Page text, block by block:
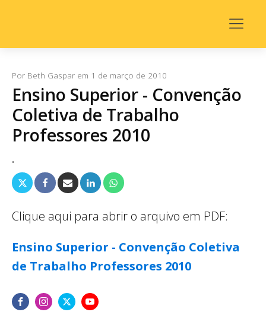
Por Beth Gaspar em 1 de março de 2010
Ensino Superior - Convenção
Coletiva de Trabalho
Professores 2010
.
Clique aqui para abrir o arquivo em PDF:
Ensino Superior - Convenção Coletiva
de Trabalho Professores 2010